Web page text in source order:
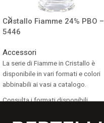
Cristallo Fiamme 24% PBO –
5446
Accessori
La serie di Fiamme in Cristallo è
disponibile in vari formati e colori
abbinabili ai vasi a catalogo.
Consulta i formati disponibili.